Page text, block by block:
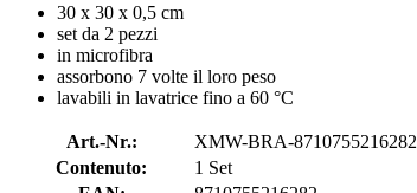
30 x 30 x 0,5 cm
set da 2 pezzi
in microfibra
assorbono 7 volte il loro peso
lavabili in lavatrice fino a 60 °C
Art.-Nr.:
XMW-BRA-8710755216282
Contenuto:
1 Set